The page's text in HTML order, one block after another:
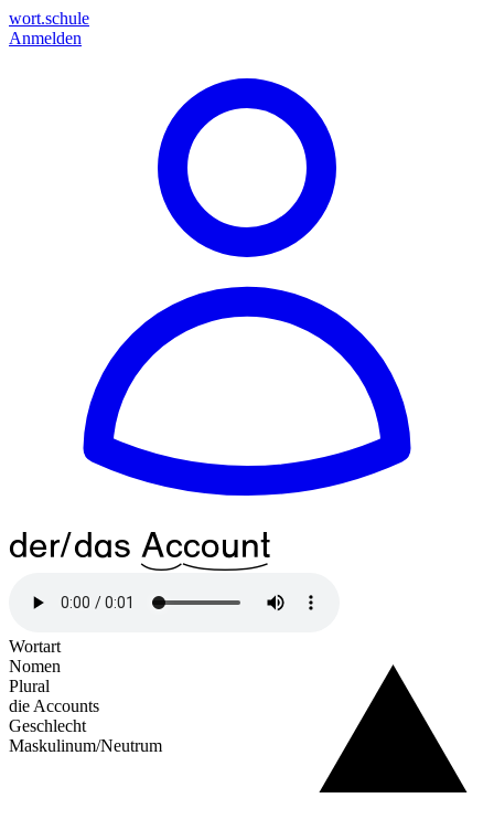
wort.schule
Anmelden
der/das ^14Ac^31count
Wortart
Nomen
Plural
die Accounts
Geschlecht
Maskulinum/Neutrum